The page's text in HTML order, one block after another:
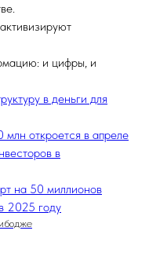
и цифры, и
в деньги для
откроется в апреле
в
на 50 миллионов
2025 году